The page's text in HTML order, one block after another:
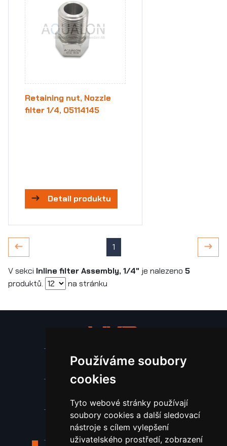
Používáme soubory
cookies
Tyto webové stránky používají
soubory cookies a další sledovací
nástroje s cílem vylepšení
uživatelského prostředí, zobrazení
Retaining nut, Nozzle
filter 1/4, 05114145
Detail produktu
1
V sekci Inline filter Assembly, 1/4" je nalezeno 5
produktů.
na stránku
Stroje a zařízení
Spotřební materiál a nástroje